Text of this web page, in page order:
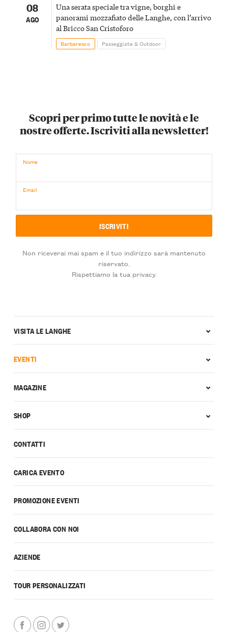
08
AGO
Una serata speciale tra vigne, borghi e
panorami mozzafiato delle Langhe, con l’arrivo
al Bricco San Cristoforo
Barbaresco Passeggiate & Outdoor
Scopri per primo tutte le novità e le
nostre offerte. Iscriviti alla newsletter!
Nome
Email
Non riceverai mai spam e il tuo indirizzo sarà mantenuto
riservato.
Rispettiamo la tua privacy.
CONTATTI
CARICA EVENTO
PROMOZIONE EVENTI
COLLABORA CON NOI
AZIENDE
TOUR PERSONALIZZATI
VISITA LE LANGHE
EVENTI
MAGAZINE
SHOP